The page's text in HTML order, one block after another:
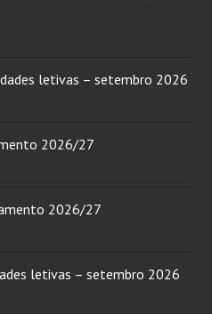
letivas – setembro 2026
2026/27
2026/27
letivas – setembro 2026